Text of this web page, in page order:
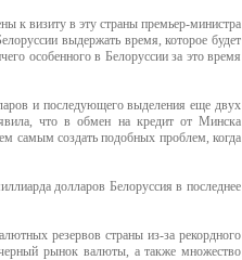
к визиту в эту страны премьер-министра
выдержать время, которое будет
особенного в Белоруссии за это время
и последующего выделения еще двух
что в обмен на кредит от Минска
самым создать подобных проблем, когда
долларов Белоруссия в последнее
резервов страны из-за рекордного
рынок валюты, а также множество